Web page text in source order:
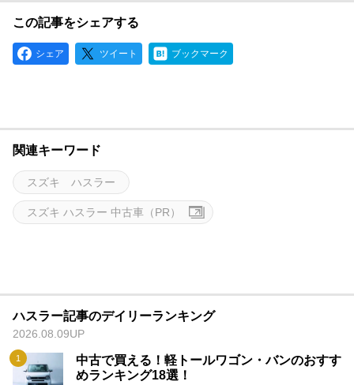
この記事をシェアする
シェア ツイート ブックマーク
関連キーワード
スズキ ハスラー
スズキ ハスラー 中古車（PR）
ハスラー記事のデイリーランキング
2026.08.09UP
中古で買える！軽トールワゴン・バンのおすす
めランキング18選！